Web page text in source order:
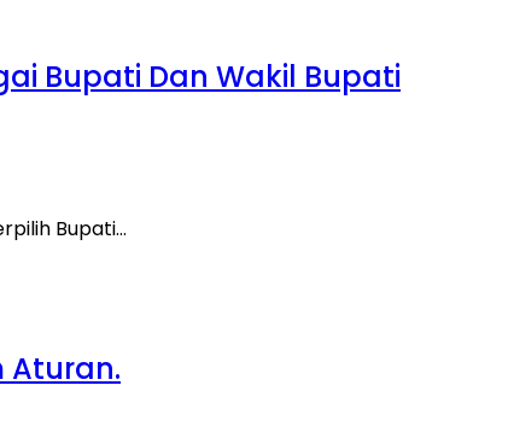
Bupati Dan Wakil Bupati
Bupati…
Aturan.